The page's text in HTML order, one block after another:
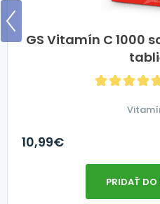
GS Vitamín C 1000
10,99€
PRIDAŤ